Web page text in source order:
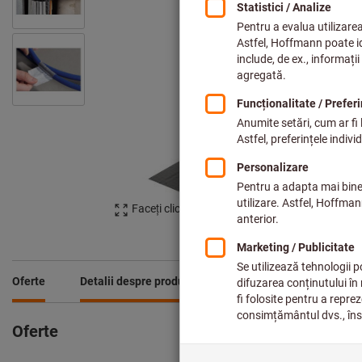
Faceți clic pentru a mări imaginea
Oferte Detalii despre produs Descriere
Oferte